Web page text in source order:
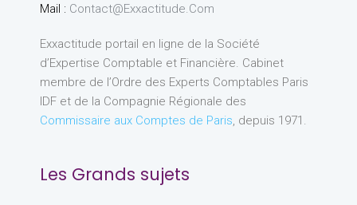
Mail : Contact@exxactitude.com
Exxactitude portail en ligne de la Société
d’Expertise Comptable et Financière. Cabinet
membre de l’Ordre des Experts Comptables Paris
IDF et de la Compagnie Régionale des
Commissaire aux Comptes de Paris, depuis 1971.
Les Grands sujets